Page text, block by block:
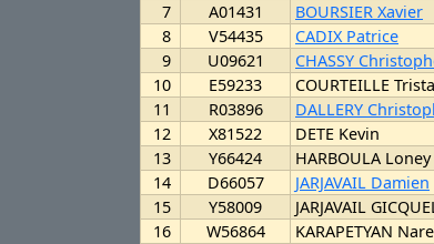
7
A01431 BOURSIER Xavier
8
V54435 CADIX Patrice
9
U09621 CHASSY
10
E59233 COURTEILLE
11
R03896 DALLERY
12
X81522 DETE Kevin
13
Y66424 HARBOULA Loney
14
D66057 JARJAVAIL Damien
15
Y58009 JARJAVAIL
16
W56864 KARAPETYAN